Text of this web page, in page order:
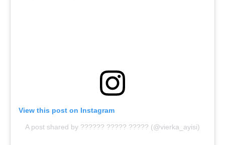
View this post on Instagram
A post shared by ?????? ????? ????? (@vierka_ayisi)